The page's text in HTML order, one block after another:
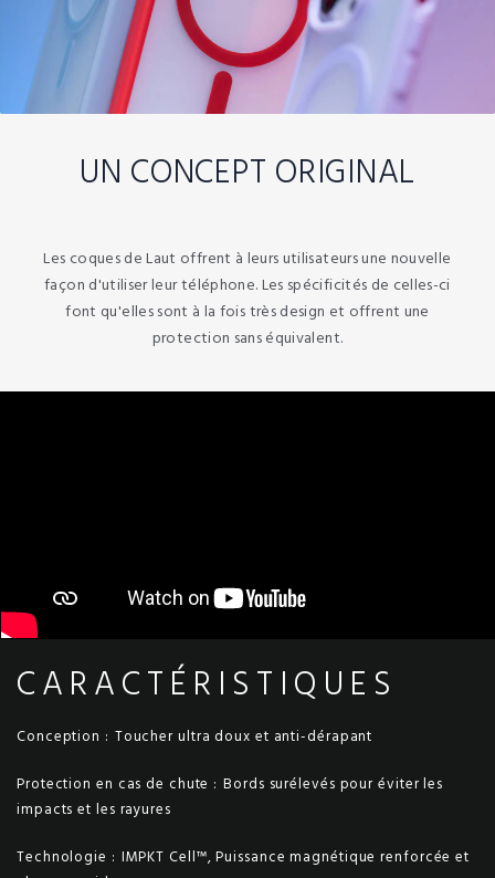
UN CONCEPT ORIGINAL
Les coques de Laut offrent à leurs utilisateurs une nouvelle
façon d'utiliser leur téléphone. Les spécificités de celles-ci
font qu'elles sont à la fois très design et offrent une
protection sans équivalent.
CARACTÉRISTIQUES
Conception : Toucher ultra doux et anti-dérapant
Protection en cas de chute : Bords surélevés pour éviter les
impacts et les rayures
Technologie : IMPKT Cell™, Puissance magnétique renforcée et